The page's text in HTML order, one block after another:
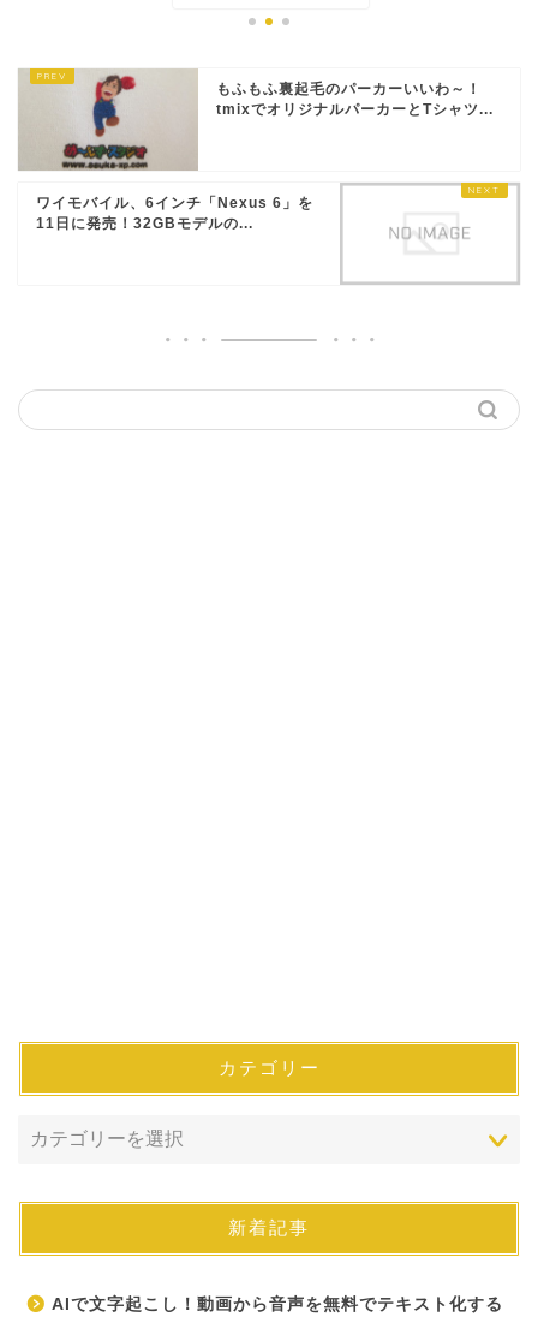
もふもふ裏起毛のパーカーいいわ～！
tmixでオリジナルパーカーとTシャツ...
ワイモバイル、6インチ「Nexus 6」を
11日に発売！32GBモデルの...
カテゴリー
新着記事
AIで文字起こし！動画から音声を無料でテキスト化する